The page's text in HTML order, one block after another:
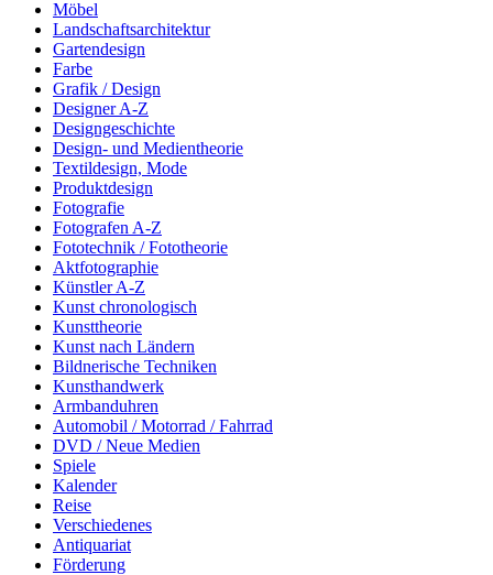
Möbel
Landschaftsarchitektur
Gartendesign
Farbe
Grafik / Design
Designer A-Z
Designgeschichte
Design- und Medientheorie
Textildesign, Mode
Produktdesign
Fotografie
Fotografen A-Z
Fototechnik / Fototheorie
Aktfotographie
Künstler A-Z
Kunst chronologisch
Kunsttheorie
Kunst nach Ländern
Bildnerische Techniken
Kunsthandwerk
Armbanduhren
Automobil / Motorrad / Fahrrad
DVD / Neue Medien
Spiele
Kalender
Reise
Verschiedenes
Antiquariat
Förderung